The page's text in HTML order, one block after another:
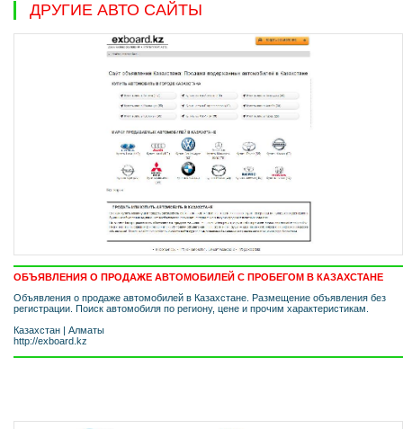
ДРУГИЕ АВТО САЙТЫ
ОБЪЯВЛЕНИЯ О ПРОДАЖЕ АВТОМОБИЛЕЙ С ПРОБЕГОМ В КАЗАХСТАНЕ
Объявления о продаже автомобилей в Казахстане. Размещение объявления без
регистрации. Поиск автомобиля по региону, цене и прочим характеристикам.
Казахстан | Алматы
http://exboard.kz